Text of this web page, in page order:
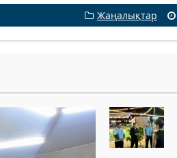
Жаңалықтар